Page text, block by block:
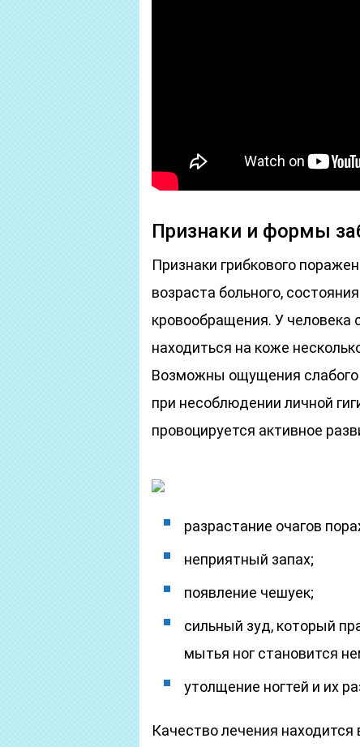
Признаки и формы
Признаки грибкового
возраста больного,
кровообращения. У
находиться на коже
Возможны ощущения слабого
при несоблюдении личной
провоцируется активное
разрастание очагов
неприятный запах;
появление чешуек;
сильный зуд, который
мытья ног становится
утолщение ногтей и их
Качество лечения